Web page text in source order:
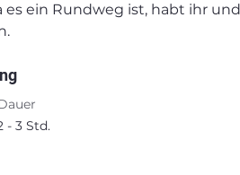
es ein Rundweg ist, habt ihr
- 3 Std.